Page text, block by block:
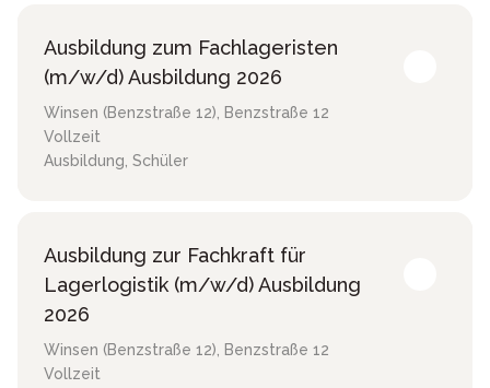
Ausbildung zum Fachlageristen
(m/w/d) Ausbildung 2026
Winsen (Benzstraße 12), Benzstraße 12
Vollzeit
Ausbildung, Schüler
Ausbildung zur Fachkraft für
Lagerlogistik (m/w/d) Ausbildung
2026
Winsen (Benzstraße 12), Benzstraße 12
Vollzeit